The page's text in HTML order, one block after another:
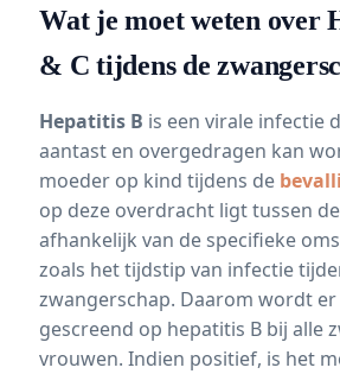
Wat je moet weten over
& C tijdens de
Hepatitis B is een virale infectie
aantast en overgedragen kan
moeder op kind tijdens de
op deze overdracht ligt tussen de
afhankelijk van de specifieke
zoals het tijdstip van infectie
zwangerschap. Daarom wordt
gescreend op hepatitis B bij alle
vrouwen. Indien positief, is het